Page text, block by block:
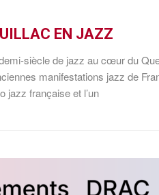
EN JAZZ
siècle de jazz au cœur du
manifestations jazz de
jazz française et l’un